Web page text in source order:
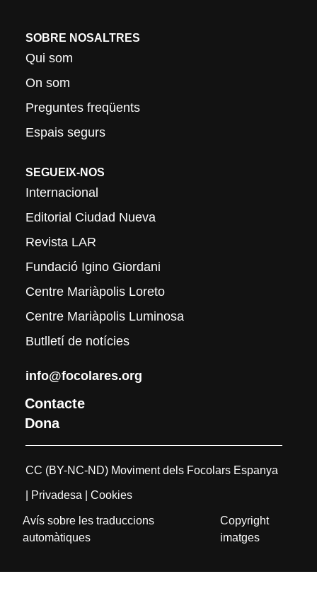
SOBRE NOSALTRES
Qui som
On som
Preguntes freqüents
Espais segurs
SEGUEIX-NOS
Internacional
Editorial Ciudad Nueva
Revista LAR
Fundació Igino Giordani
Centre Mariàpolis Loreto
Centre Mariàpolis Luminosa
Butlletí de notícies
info@focolares.org
Contacte
Dona
CC (BY-NC-ND) Moviment dels Focolars Espanya
| Privadesa | Cookies
Avís sobre les traduccions
automàtiques
Copyright
imatges